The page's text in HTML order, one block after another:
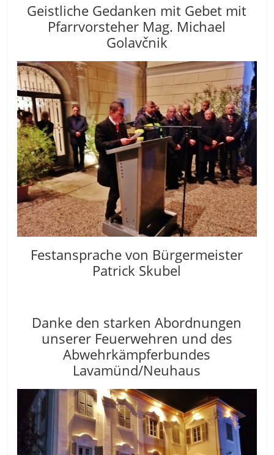
Geistliche Gedanken mit Gebet mit
Pfarrvorsteher Mag. Michael
Golavčnik
Festansprache von Bürgermeister
Patrick Skubel
Danke den starken Abordnungen
unserer Feuerwehren und des
Abwehrkämpferbundes
Lavamünd/Neuhaus